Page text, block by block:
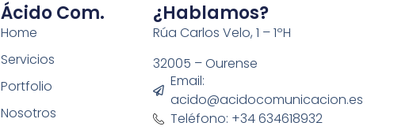
Ácido Com.
Home
Servicios
Portfolio
Nosotros
¿Hablamos?
Rúa Carlos Velo, 1 – 1ºH
32005 – Ourense
Email:
acido@acidocomunicacion.es
Teléfono: +34 634618932